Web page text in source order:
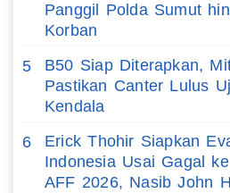
Panggil Polda Sumut
Korban
5
B50 Siap Diterapkan,
Pastikan Canter Lulus
Kendala
6
Erick Thohir Siapkan
Indonesia Usai Gagal
AFF 2026, Nasib John